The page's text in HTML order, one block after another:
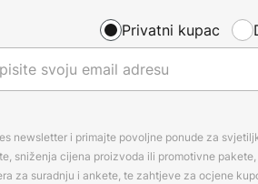
Privatni kupac
newsletter i primajte povoljne ponude za
sniženja cijena proizvoda ili promotivne
za suradnju i ankete, te zahtjeve za ocjene